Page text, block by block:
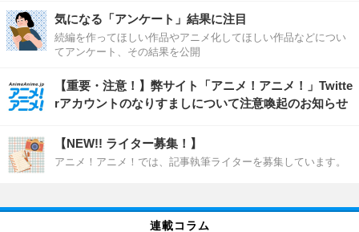
気になる「アンケート」結果に注目
続編を作ってほしい作品やアニメ化してほしい作品などについ
てアンケート、その結果を公開
【重要・注意！】弊サイト「アニメ！アニメ！」Twitte
rアカウントのなりすましについて注意喚起のお知らせ
【NEW!! ライター募集！】
アニメ！アニメ！では、記事執筆ライターを募集しています。
連載コラム